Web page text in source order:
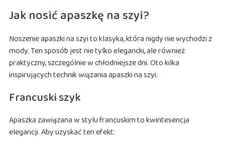
Jak nosić apaszkę na szyi?
Noszenie apaszki na szyi to klasyka, która nigdy nie wychodzi z
mody. Ten sposób jest nie tylko elegancki, ale również
praktyczny, szczególnie w chłodniejsze dni. Oto kilka
inspirujących technik wiązania apaszki na szyi:
Francuski szyk
Apaszka zawiązana w stylu francuskim to kwintesencja
elegancji. Aby uzyskać ten efekt: